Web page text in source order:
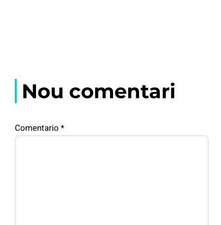
Nou comentari
Comentario *